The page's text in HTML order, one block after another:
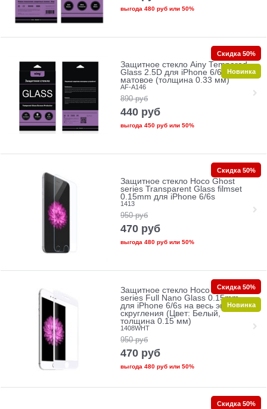
выгода 480 рубили 50%
Защитное стекло Ainy Tempered
Glass 2.5D для iPhone 6/6s
матовое (толщина 0.33 мм)
AF-A146
890 руб
440 руб
выгода 450 рубили 50%
Скидка 50%
Новинка
Защитное стекло Hoco Ghost
series Transparent Glass filmset
0.15mm для iPhone 6/6s
1413
950 руб
470 руб
выгода 480 рубили 50%
Скидка 50%
Защитное стекло Hoco Ghost
series Full Nano Glass 0.15mm
для iPhone 6/6s на весь экран без
скругления (Цвет: Белый,
толщина 0.15 мм)
1408WHT
950 руб
470 руб
выгода 480 рубили 50%
Скидка 50%
Новинка
Скидка 50%